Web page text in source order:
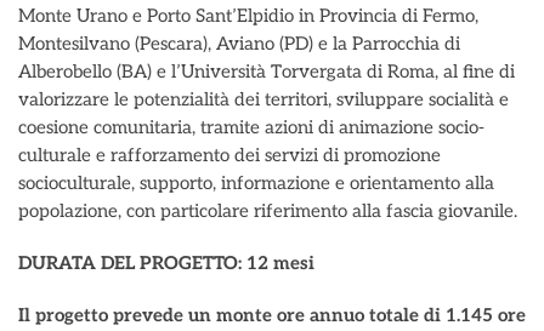
Monte Urano e Porto Sant’Elpidio in Provincia di Fermo,
Montesilvano (Pescara), Aviano (PD) e la Parrocchia di
Alberobello (BA) e l’Università Torvergata di Roma, al fine di
valorizzare le potenzialità dei territori, sviluppare socialità e
coesione comunitaria, tramite azioni di animazione socio-
culturale e rafforzamento dei servizi di promozione
socioculturale, supporto, informazione e orientamento alla
popolazione, con particolare riferimento alla fascia giovanile.
DURATA DEL PROGETTO: 12 mesi
Il progetto prevede un monte ore annuo totale di 1.145 ore